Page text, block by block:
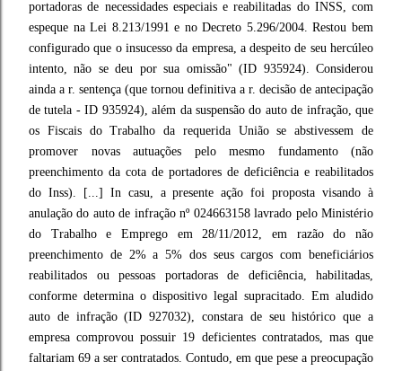
portadoras de necessidades especiais e reabilitadas do INSS, com
espeque na Lei 8.213/1991 e no Decreto 5.296/2004. Restou bem
configurado que o insucesso da empresa, a despeito de seu hercúleo
intento, não se deu por sua omissão" (ID 935924). Considerou
ainda a r. sentença (que tornou definitiva a r. decisão de antecipação
de tutela - ID 935924), além da suspensão do auto de infração, que
os Fiscais do Trabalho da requerida União se abstivessem de
promover novas autuações pelo mesmo fundamento (não
preenchimento da cota de portadores de deficiência e reabilitados
do Inss). [...] In casu, a presente ação foi proposta visando à
anulação do auto de infração nº 024663158 lavrado pelo Ministério
do Trabalho e Emprego em 28/11/2012, em razão do não
preenchimento de 2% a 5% dos seus cargos com beneficiários
reabilitados ou pessoas portadoras de deficiência, habilitadas,
conforme determina o dispositivo legal supracitado. Em aludido
auto de infração (ID 927032), constara de seu histórico que a
empresa comprovou possuir 19 deficientes contratados, mas que
faltariam 69 a ser contratados. Contudo, em que pese a preocupação